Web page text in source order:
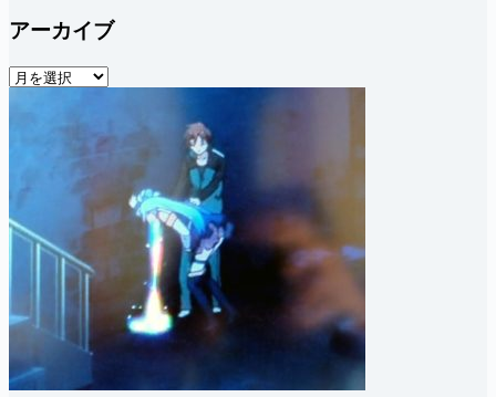
アーカイブ
ア